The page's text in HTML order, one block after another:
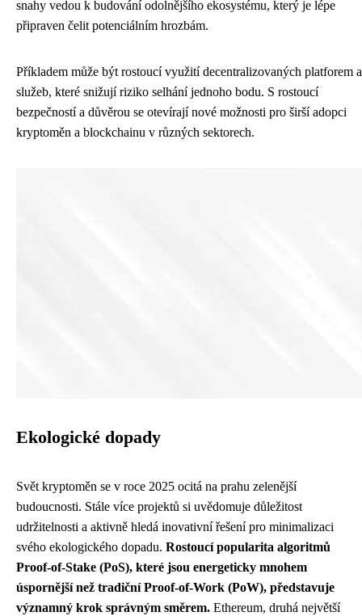
snahy vedou k budování odolnějšího ekosystému, který je lépe
připraven čelit potenciálním hrozbám.
Příkladem může být rostoucí využití decentralizovaných platforem a
služeb, které snižují riziko selhání jednoho bodu. S rostoucí
bezpečností a důvěrou se otevírají nové možnosti pro širší adopci
kryptoměn a blockchainu v různých sektorech.
Ekologické dopady
Svět kryptoměn se v roce 2025 ocitá na prahu zelenější
budoucnosti. Stále více projektů si uvědomuje důležitost
udržitelnosti a aktivně hledá inovativní řešení pro minimalizaci
svého ekologického dopadu. Rostoucí popularita algoritmů
Proof-of-Stake (PoS), které jsou energeticky mnohem
úspornější než tradiční Proof-of-Work (PoW), představuje
významný krok správným směrem. Ethereum, druhá největší